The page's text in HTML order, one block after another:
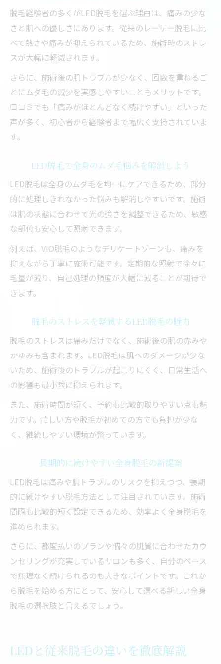
脱毛経験者の多くがLED脱毛を選ぶ理由は、痛みの少な
さと肌への優しさにあります。従来のレーザー脱毛に比
べて熱さや痛みが抑えられているため、施術時のストレ
スが大幅に軽減されます。
さらに、施術後の肌トラブルが少なく、回数を重ねるご
とにムダ毛の減少を実感しやすいこともメリットです。
口コミでも「痛みがほとんどなく続けやすい」といった
声が多く、初心者から経験者まで幅広く支持されていま
す。
LED脱毛で全身のムダ毛悩みを解消しよう
LED脱毛は全身のムダ毛を均一にケアできるため、部分
的に処理しきれなかった悩みも解消しやすいです。施術
は肌の状態に合わせて光の強さを調整できるため、敏感
な部位も安心して照射できます。
例えば、VIO脱毛のようなデリケートゾーンも、痛みを
抑えながら丁寧に施術可能です。定期的な照射で徐々に
毛量が減り、自己処理の頻度が大幅に減ることが期待で
きます。
脱毛のストレスを軽減するLED脱毛の魅力
脱毛のストレスは痛みだけでなく、施術後の肌の赤みや
かゆみも含まれます。LED脱毛は肌へのダメージが少な
いため、施術後のトラブルが起こりにくく、日常生活へ
の影響も最小限に抑えられます。
また、施術時間が短く、予約も比較的取りやすい点も魅
力です。忙しい方や脱毛が初めての方でも負担が少な
く、継続しやすい環境が整っています。
長期的に続けやすい全身脱毛の新提案
LED脱毛は痛みや肌トラブルのリスクを抑えつつ、長期
的に続けやすい脱毛方法として注目されています。施術
間隔も比較的短く設定できるため、効率よく全身脱毛を
進められます。
さらに、都度払いのプランや個々の肌質に合わせたカウ
ンセリングが充実しているサロンも多く、自分のペース
で無理なく続けられるのも大きなポイントです。これか
ら脱毛を始める方にとって、安心して選べる新しい全身
脱毛の選択肢と言えるでしょう。
LEDと従来脱毛の違いを徹底解説